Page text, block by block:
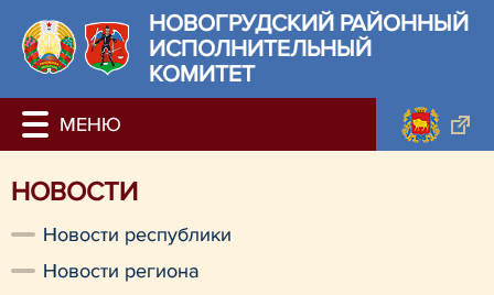
НОВОГРУДСКИЙ РАЙОННЫЙ
ИСПОЛНИТЕЛЬНЫЙ
КОМИТЕТ
НОВОСТИ
Новости республики
Новости региона